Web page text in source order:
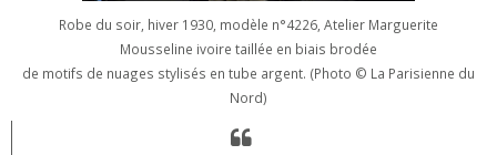
Robe du soir, hiver 1930, modèle n°4226, Atelier Marguerite
Mousseline ivoire taillée en biais brodée
de motifs de nuages stylisés en tube argent. (Photo © La Parisienne du
Nord)